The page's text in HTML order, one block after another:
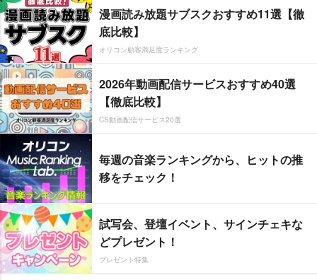
漫画読み放題サブスクおすすめ11選【徹
底比較】
オリコン顧客満足度ランキング
2026年動画配信サービスおすすめ40選
【徹底比較】
CS動画配信サービス20選
毎週の音楽ランキングから、ヒットの推
移をチェック！
試写会、登壇イベント、サインチェキな
どプレゼント！
プレゼント特集